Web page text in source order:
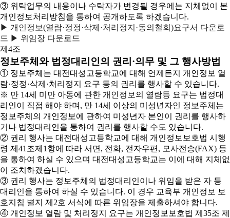
③ 위탁업무의 내용이나 수탁자가 변경될 경우에는 지체없이 본
개인정보처리방침을 통하여 공개하도록 하겠습니다.
▶ 개인정보(열람·정정·삭제·처리정지·동의철회)요구서 다운로
드 ▶ 위임장 다운로드
제4조
정보주체와 법정대리인의 권리·의무 및 그 행사방법
① 정보주체는 대전대성고등학교에 대해 언제든지 개인정보 열
람·정정·삭제·처리정지 요구 등의 권리를 행사할 수 있습니다.
※ 만 14세 미만 아동에 관한 개인정보의 열람등 요구는 법정대
리인이 직접 해야 하며, 만 14세 이상의 미성년자인 정보주체는
정보주체의 개인정보에 관하여 미성년자 본인이 권리를 행사하
거나 법정대리인을 통하여 권리를 행사할 수도 있습니다.
② 권리 행사는 대전대성고등학교에 대해 개인정보보호법 시행
령 제41조제1항에 따라 서면, 전화, 전자우편, 모사전송(FAX) 등
을 통하여 하실 수 있으며 대전대성고등학교는 이에 대해 지체없
이 조치하겠습니다.
③ 권리 행사는 정보주체의 법정대리인이나 위임을 받은 자 등
대리인을 통하여 하실 수 있습니다. 이 경우 교육부 개인정보 보
호지침 별지 제2호 서식에 따른 위임장을 제출하셔야 합니다.
④ 개인정보 열람 및 처리정지 요구는 개인정보보호법 제35조 제